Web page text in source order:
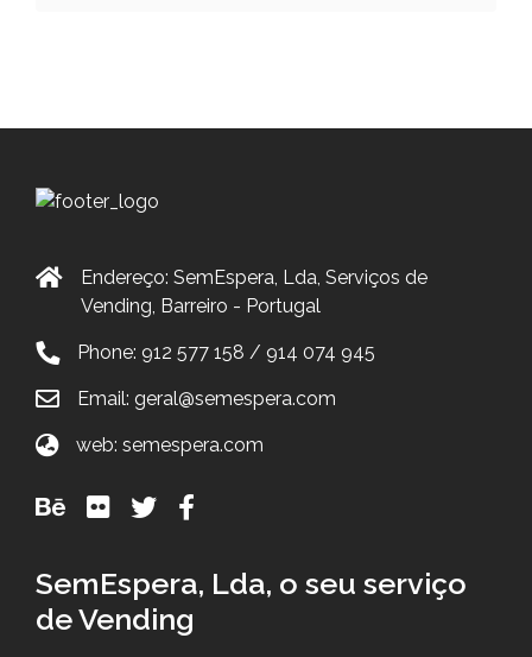
Endereço: SemEspera, Lda, Serviços de
Vending, Barreiro - Portugal
Phone: 912 577 158 / 914 074 945
Email: geral@semespera.com
web: semespera.com
SemEspera, Lda, o seu serviço
de Vending